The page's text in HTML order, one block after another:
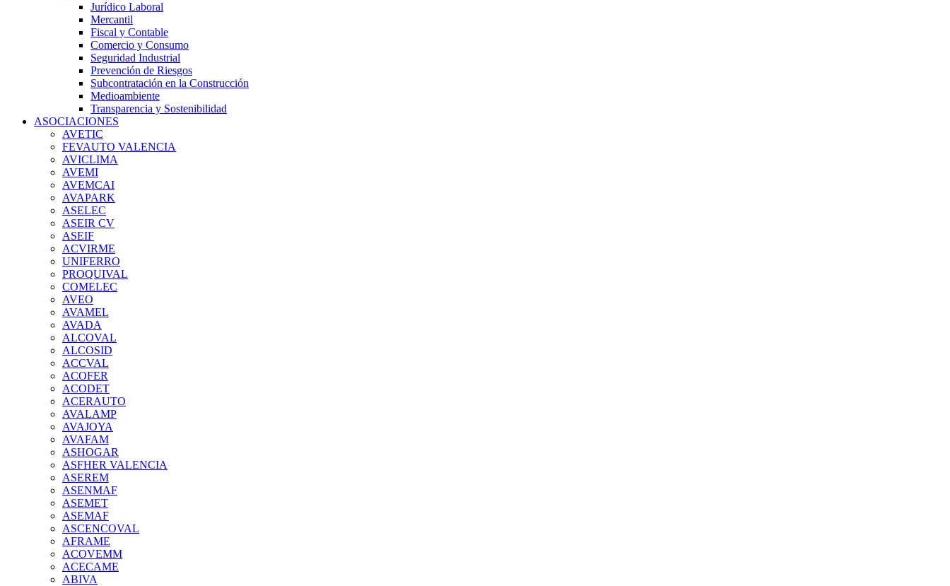
Jurídico Laboral
Mercantil
Fiscal y Contable
Comercio y Consumo
Seguridad Industrial
Prevención de Riesgos
Subcontratación en la Construcción
Medioambiente
Transparencia y Sostenibilidad
ASOCIACIONES
AVETIC
FEVAUTO VALENCIA
AVICLIMA
AVEMI
AVEMCAI
AVAPARK
ASELEC
ASEIR CV
ASEIF
ACVIRME
UNIFERRO
PROQUIVAL
COMELEC
AVEO
AVAMEL
AVADA
ALCOVAL
ALCOSID
ACCVAL
ACOFER
ACODET
ACERAUTO
AVALAMP
AVAJOYA
AVAFAM
ASHOGAR
ASFHER VALENCIA
ASEREM
ASENMAF
ASEMET
ASEMAF
ASCENCOVAL
AFRAME
ACOVEMM
ACECAME
ABIVA